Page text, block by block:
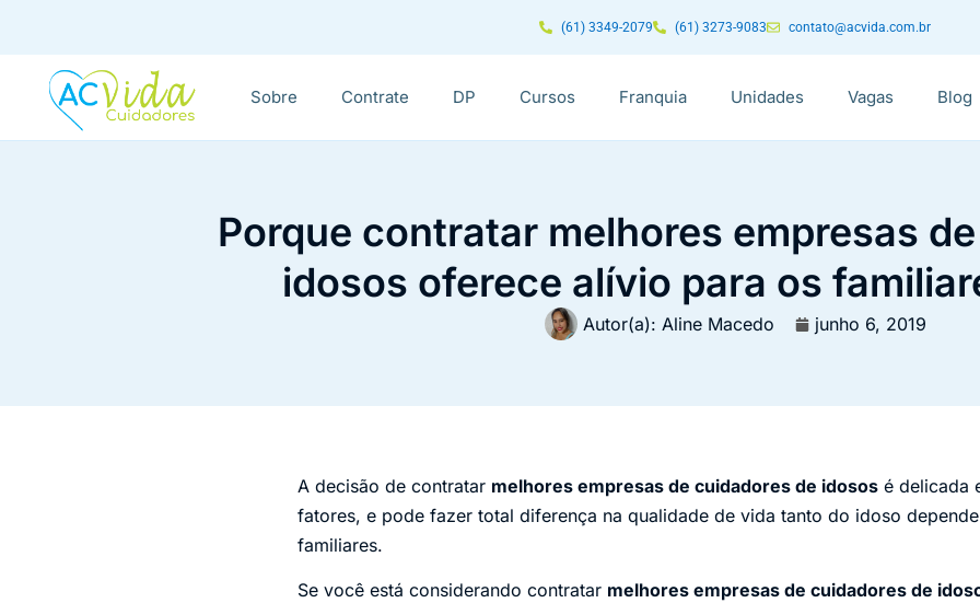
(61) 3349-2079 (61) 3273-9083 contato@acvida.com.br
Sobre Contrate DP Cursos Franquia Unidades Vagas Blog
Porque contratar melhores empresas
idosos oferece alívio para os
Autor(a): Aline Macedo junho 6, 2019
A decisão de contratar melhores empresas de cuidadores de idosos é delicada
fatores, e pode fazer total diferença na qualidade de vida tanto do idoso
familiares.
Se você está considerando contratar melhores empresas de cuidadores de